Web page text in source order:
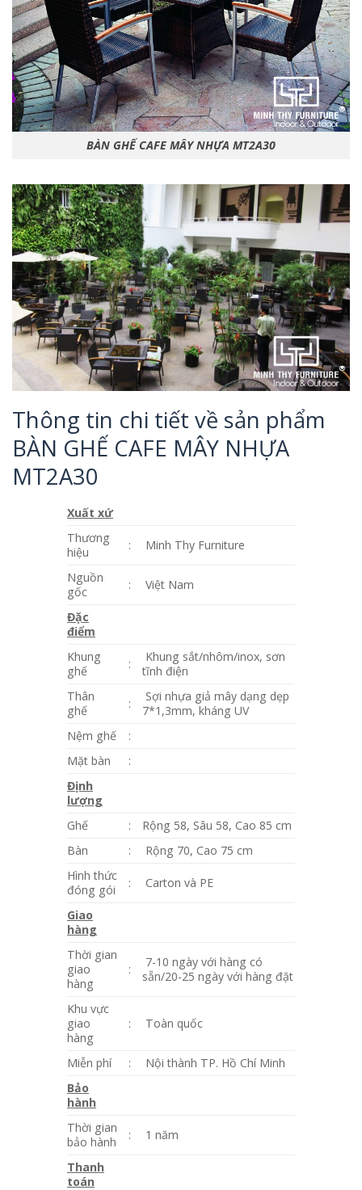
BÀN GHẾ CAFE MÂY NHỰA MT2A30
Thông tin chi tiết về sản phẩm
BÀN GHẾ CAFE MÂY NHỰA
MT2A30
Xuất xứ
Thương
hiệu
: Minh Thy Furniture
Nguồn
gốc
: Việt Nam
Đặc
điểm
Khung
ghế
:
Khung sắt/nhôm/inox, sơn
tĩnh điện
Thân
ghế
:
Sợi nhựa giả mây dạng dẹp
7*1,3mm, kháng UV
Nệm ghế
:
Mặt bàn
:
Định
lượng
Ghế
:
Rộng 58, Sâu 58, Cao 85 cm
Bàn
:
Rộng 70, Cao 75 cm
Hình thức
đóng gói
: Carton và PE
Giao
hàng
Thời gian
giao
hàng
:
7-10 ngày với hàng có
sẵn/20-25 ngày với hàng đặt
Khu vực
giao
hàng
: Toàn quốc
Miễn phí :
Nội thành TP. Hồ Chí Minh
Bảo
hành
Thời gian
bảo hành
: 1 năm
Thanh
toán